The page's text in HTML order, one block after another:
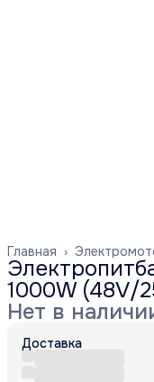
Главная ›
1000W (48V/
Нет в
Доставка